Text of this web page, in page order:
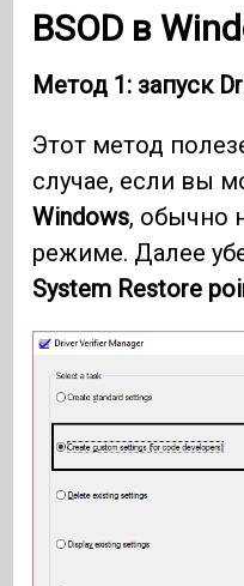
BSOD в
Метод 1: запуск
Этот метод
случае, если вы
Windows, обычно
режиме. Далее
System Restore